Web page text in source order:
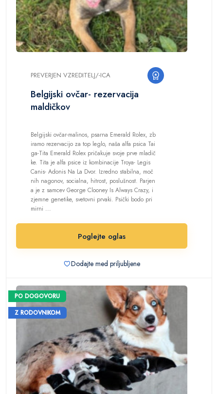
PREVERJEN VZREDITELJ/-ICA
Belgijski ovčar- rezervacija
maldičkov
Belgijski ovčar-malinos, psarna Emerald Rolex, zb
iramo rezervacijo za top leglo, naša alfa psica Tai
ga-Tita Emerald Rolex pričakuje svoje prve mladič
ke. Tita je alfa psice iz kombinacije Troya- Legis
Canis- Adonis Na La Dvor. Izredno stabilna, moč
nih nagonov, socialna, hitrost, poslušnost. Parjen
a je z samcev George Clooney Is Always Crazy, i
zjemne genetike, svetovni prvaki. Psički bodo pri
mirni ...
Poglejte oglas
Dodajte med priljubljene
PO DOGOVORU
Z RODOVNIKOM